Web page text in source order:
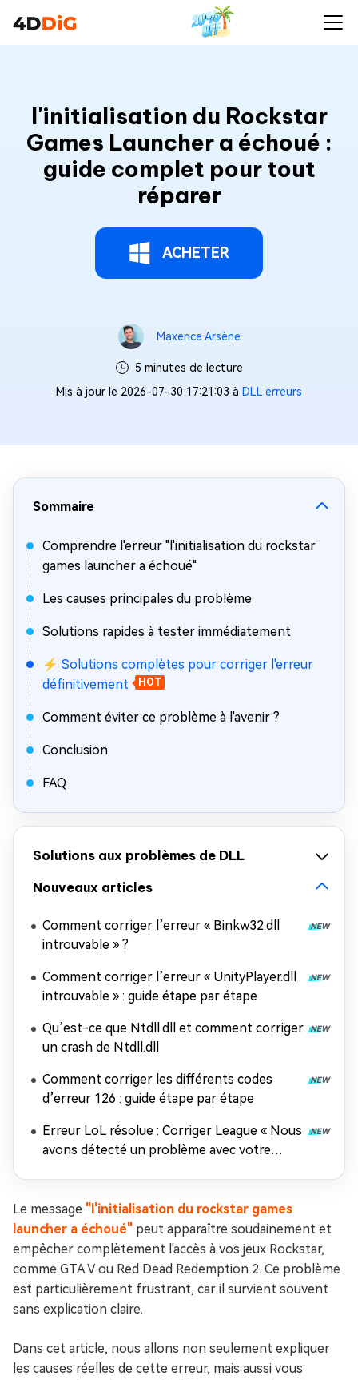
l'initialisation du Rockstar
Games Launcher a échoué :
guide complet pour tout
réparer
ACHETER
Maxence Arsène
5 minutes de lecture
Mis à jour le 2026-07-30 17:21:03 à DLL erreurs
Sommaire
Comprendre l'erreur "l'initialisation du rockstar
games launcher a échoué"
Les causes principales du problème
Solutions rapides à tester immédiatement
⚡ Solutions complètes pour corriger l'erreur
définitivement
HOT
Comment éviter ce problème à l'avenir ?
Conclusion
FAQ
Solutions aux problèmes de DLL
Nouveaux articles
Comment corriger l’erreur « Binkw32.dll
introuvable » ?
Comment corriger l’erreur « UnityPlayer.dll
introuvable » : guide étape par étape
Qu’est-ce que Ntdll.dll et comment corriger
un crash de Ntdll.dll
Comment corriger les différents codes
d’erreur 126 : guide étape par étape
Erreur LoL résolue : Corriger League « Nous
avons détecté un problème avec votre
Le message "l'initialisation du rockstar games
launcher a échoué" peut apparaître soudainement et
empêcher complètement l'accès à vos jeux Rockstar,
comme GTA V ou Red Dead Redemption 2. Ce problème
est particulièrement frustrant, car il survient souvent
sans explication claire.
Dans cet article, nous allons non seulement expliquer
les causes réelles de cette erreur, mais aussi vous